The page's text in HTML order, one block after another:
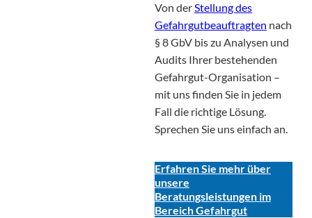
Von derStellung des
Gefahrgutbeauftragten nach
§ 8 GbV bis zu Analysen und
Audits Ihrer bestehenden
Gefahrgut-Organisation –
mit uns finden Sie in jedem
Fall die richtige Lösung.
Sprechen Sie uns einfach an.
Erfahren Sie mehr über
unsere
Beratungsleistungen im
Bereich Gefahrgut